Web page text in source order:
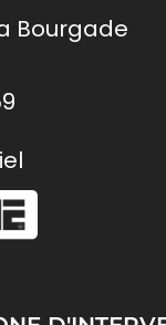
Bourgade